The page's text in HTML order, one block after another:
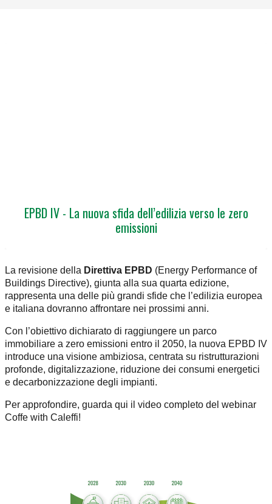
EPBD IV - La nuova sfida dell’edilizia verso le zero
emissioni
La revisione della Direttiva EPBD (Energy Performance of
Buildings Directive), giunta alla sua quarta edizione,
rappresenta una delle più grandi sfide che l’edilizia europea
e italiana dovranno affrontare nei prossimi anni.
Con l’obiettivo dichiarato di raggiungere un parco
immobiliare a zero emissioni entro il 2050, la nuova EPBD IV
introduce una visione ambiziosa, centrata su ristrutturazioni
profonde, digitalizzazione, riduzione dei consumi energetici
e decarbonizzazione degli impianti.
Per approfondire, guarda qui il video completo del webinar
Coffe with Caleffi!